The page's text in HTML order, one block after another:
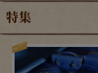
特集